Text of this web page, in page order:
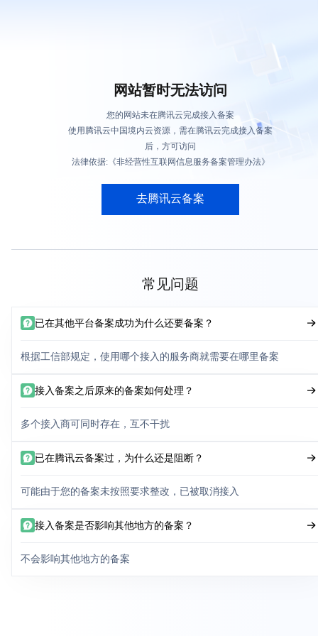
网站暂时无法访问
您的网站未在腾讯云完成接入备案
使用腾讯云中国境内云资源，需在腾讯云完成接入备案
后，方可访问
法律依据:《非经营性互联网信息服务备案管理办法》
去腾讯云备案
常见问题
已在其他平台备案成功为什么还要备案？
根据工信部规定，使用哪个接入的服务商就需要在哪里备案
接入备案之后原来的备案如何处理？
多个接入商可同时存在，互不干扰
已在腾讯云备案过，为什么还是阻断？
可能由于您的备案未按照要求整改，已被取消接入
接入备案是否影响其他地方的备案？
不会影响其他地方的备案